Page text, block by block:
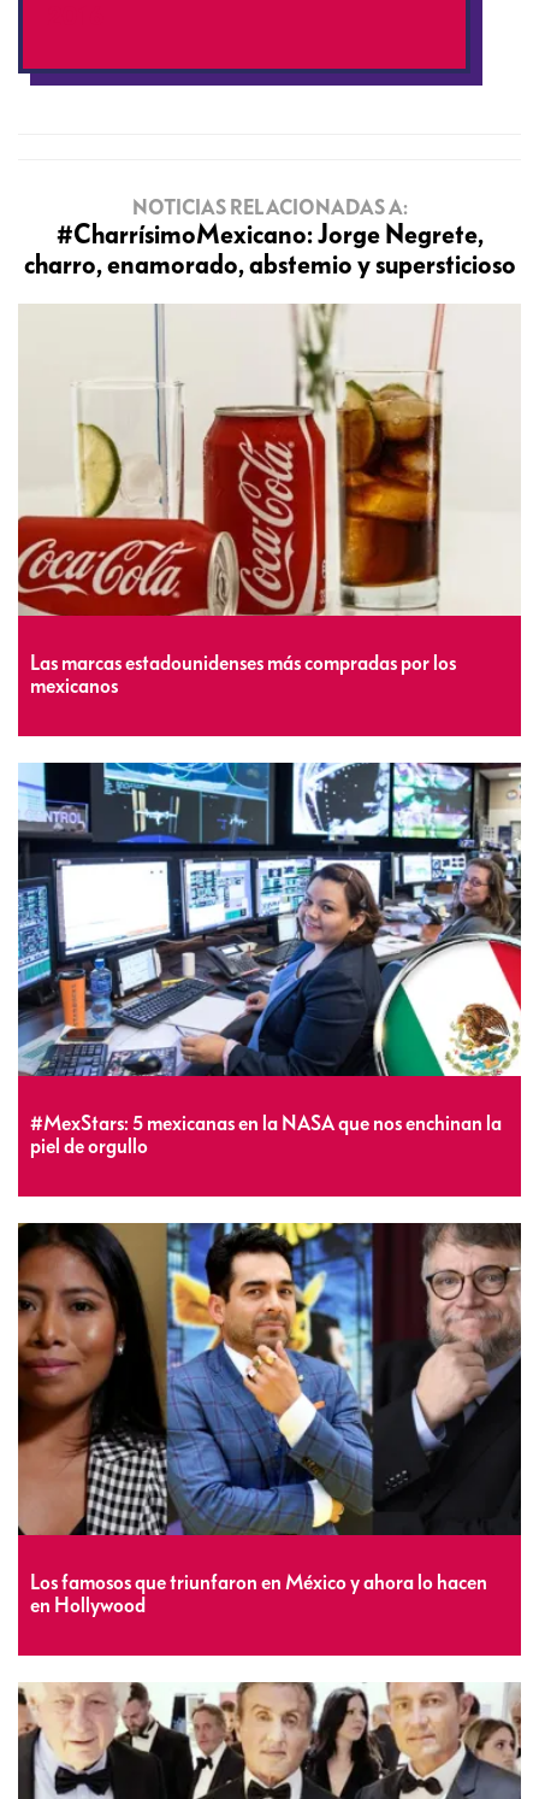
NOTICIAS RELACIONADAS A:
#CharrísimoMexicano: Jorge Negrete,
charro, enamorado, abstemio y supersticioso
Las marcas estadounidenses más compradas por los
mexicanos
#MexStars: 5 mexicanas en la NASA que nos enchinan la
piel de orgullo
Los famosos que triunfaron en México y ahora lo hacen
en Hollywood